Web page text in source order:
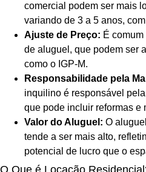
comercial podem ser mais
variando de 3 a 5 anos,
Ajuste de Preço: É
de aluguel, que podem ser
como o IGP-M.
Responsabilidade pela
inquilino é responsável
que pode incluir reformas e
Valor do Aluguel: O
tende a ser mais alto,
potencial de lucro que o